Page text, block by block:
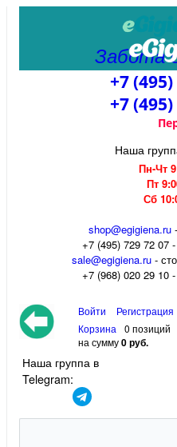
Забота
+7
+7 (495)
Наша
Пн-Чт
Пт
Сб
shop@egigiena.ru
‎+7 (495) 729 72 07
sale@egigiena.ru-
+7 (968) 020 29 10
Войти
Регистрация
Корзина
0 позиций
на сумму0 руб.
Наша группа в
Telegram: